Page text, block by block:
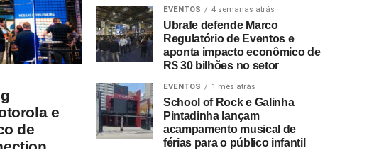
e
de
EVENTOS 4 semanas atrás
Ubrafe defende Marco
Regulatório de Eventos e
aponta impacto econômico de
R$ 30 bilhões no setor
EVENTOS 1 mês atrás
School of Rock e Galinha
Pintadinha lançam
acampamento musical de
férias para o público infantil